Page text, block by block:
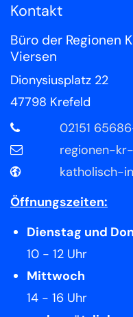
Kontakt
Büro der Regionen
Viersen
Dionysiusplatz 22
47798 Krefeld
02151
regionen-
katholisch-
Öffnungszeiten:
Dienstag und
10 - 12 Uhr
Mittwoch
14 - 16 Uhr